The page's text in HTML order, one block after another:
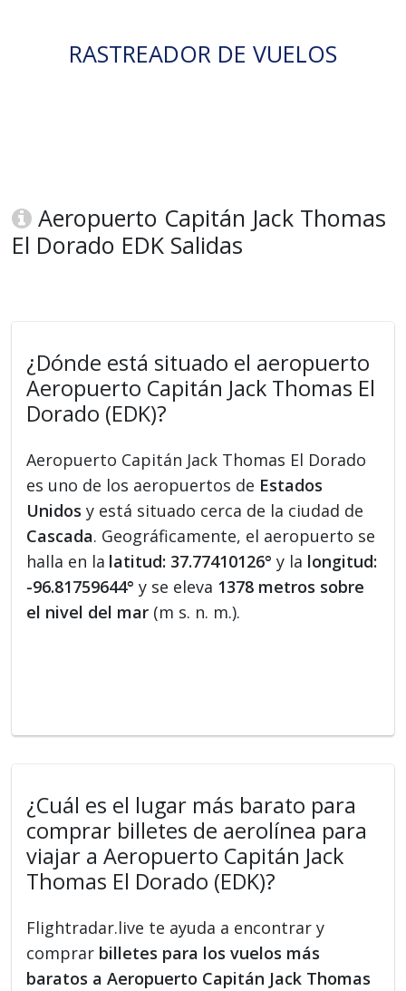
RASTREADOR DE VUELOS
Aeropuerto Capitán Jack Thomas
El Dorado EDK Salidas
¿Dónde está situado el aeropuerto
Aeropuerto Capitán Jack Thomas El
Dorado (EDK)?
Aeropuerto Capitán Jack Thomas El Dorado
es uno de los aeropuertos de Estados
Unidos y está situado cerca de la ciudad de
Cascada. Geográficamente, el aeropuerto se
halla en la latitud: 37.77410126° y la longitud:
-96.81759644° y se eleva 1378 metros sobre
el nivel del mar (m s. n. m.).
¿Cuál es el lugar más barato para
comprar billetes de aerolínea para
viajar a Aeropuerto Capitán Jack
Thomas El Dorado (EDK)?
Flightradar.live te ayuda a encontrar y
comprar billetes para los vuelos más
baratos a Aeropuerto Capitán Jack Thomas